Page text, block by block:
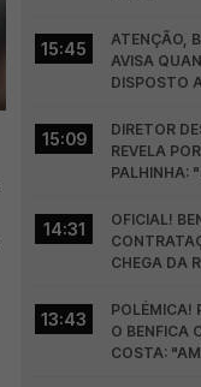
15:45
ATENÇÃO,
AVISA
DISPOSTO
15:09
DIRETOR
REVELA
PALHINHA:
14:31
OFICIAL!
CHEGA DA
13:43
POLÉMICA!
O BENFICA
COSTA: